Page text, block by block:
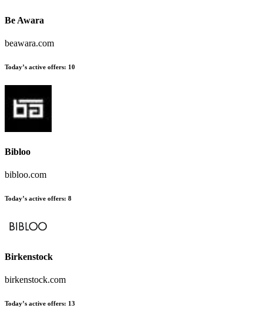
Be Awara
beawara.com
Today’s active offers: 10
Bibloo
bibloo.com
Today’s active offers: 8
Birkenstock
birkenstock.com
Today’s active offers: 13